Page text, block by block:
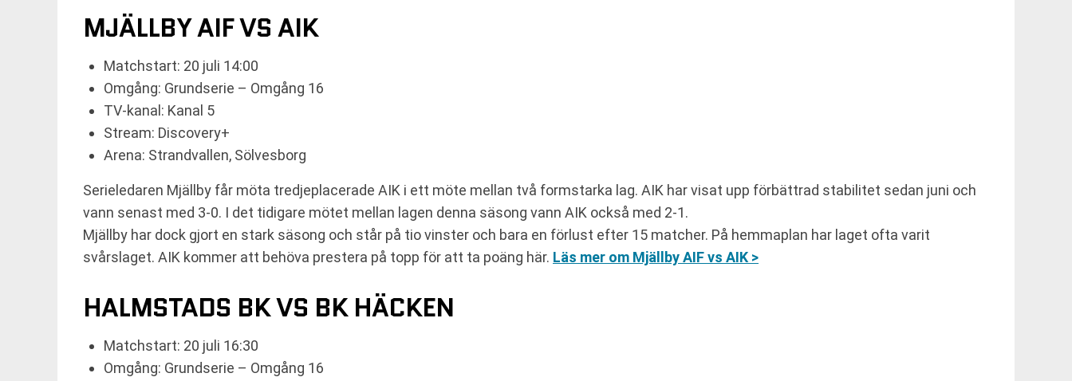
MJÄLLBY AIF VS AIK
Matchstart: 20 juli 14:00
Omgång: Grundserie – Omgång 16
TV-kanal: Kanal 5
Stream: Discovery+
Arena: Strandvallen, Sölvesborg
Serieledaren Mjällby får möta tredjeplacerade AIK i ett möte mellan två formstarka lag. AIK har visat upp förbättrad stabilitet sedan juni och
vann senast med 3-0. I det tidigare mötet mellan lagen denna säsong vann AIK också med 2-1.
Mjällby har dock gjort en stark säsong och står på tio vinster och bara en förlust efter 15 matcher. På hemmaplan har laget ofta varit
svårslaget. AIK kommer att behöva prestera på topp för att ta poäng här. Läs mer om Mjällby AIF vs AIK >
HALMSTADS BK VS BK HÄCKEN
Matchstart: 20 juli 16:30
Omgång: Grundserie – Omgång 16